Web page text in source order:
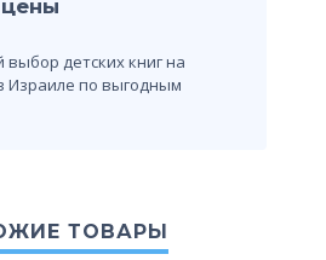
детских книг на
Израиле по выгодным
ТОВАРЫ